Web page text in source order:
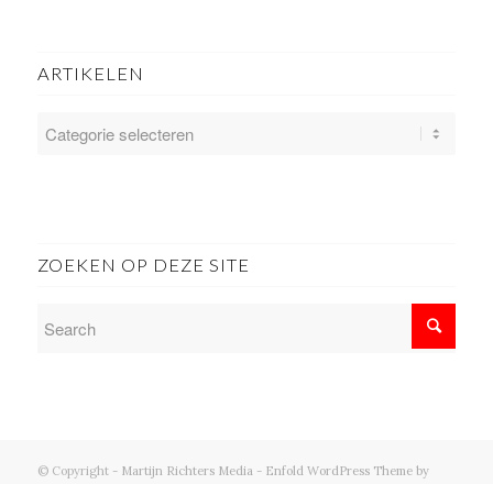
ARTIKELEN
ARTIKELEN
ZOEKEN OP DEZE SITE
© Copyright - Martijn Richters Media- Enfold WordPress Theme by